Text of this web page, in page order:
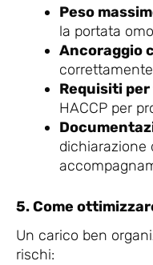
Peso
la portata
Ancoraggio
Requisiti
HACCP per
dichiarazione
5. Come
Un carico ben
rischi: